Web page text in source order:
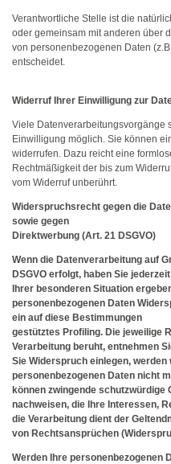
Verantwortliche Stelle ist die
oder gemeinsam mit anderen über
von personenbezogenen Daten
entscheidet.
Widerruf Ihrer Einwilligung zur
Viele Datenverarbeitungsvorgänge
Einwilligung möglich. Sie können
widerrufen. Dazu reicht eine
Rechtmäßigkeit der bis zum
vom Widerruf unberührt.
Widerspruchsrecht gegen die
sowie gegen
Direktwerbung (Art. 21 DSGVO)
Wenn die Datenverarbeitung auf
DSGVO erfolgt, haben Sie
Ihrer besonderen Situation
personenbezogenen Daten
ein auf diese Bestimmungen
gestütztes Profiling. Die jeweilige
Verarbeitung beruht, entnehmen
Sie Widerspruch einlegen,
personenbezogenen Daten nicht
können zwingende schutzwürdige
nachweisen, die Ihre Interessen,
die Verarbeitung dient der
von Rechtsansprüchen
Werden Ihre personenbezogenen